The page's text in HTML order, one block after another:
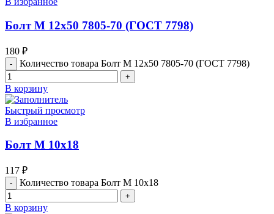
Болт М 12х50 7805-70 (ГОСТ 7798)
180 ₽
Количество товара Болт М 12х50 7805-70 (ГОСТ 7798)
В корзину
Быстрый просмотр
В избранное
Болт М 10х18
117 ₽
Количество товара Болт М 10х18
В корзину